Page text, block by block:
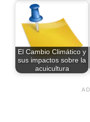
El Cambio Climático y
sus impactos sobre la
acuicultura